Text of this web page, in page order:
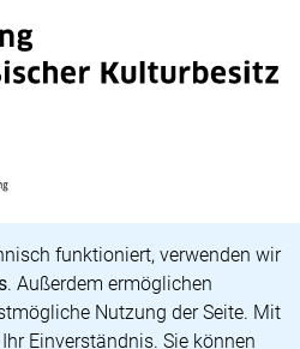
funktioniert, verwenden wir
. Außerdem ermöglichen
Nutzung der Seite. Mit
Einverständnis. Sie können
Preußischer Kulturbesitz</
janela)